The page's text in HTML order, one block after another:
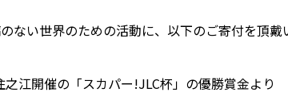
い世界のための活動に、以下のご寄付を頂戴
開催の「スカパー!JLC杯」の優勝賞金より